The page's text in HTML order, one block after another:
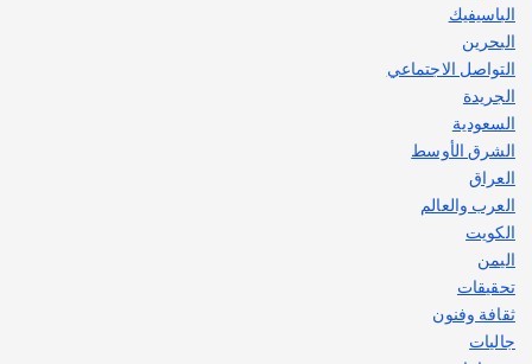
الباسيفيك
البحرين
التواصل الاجتماعي
الجريدة
السعودية
الشرق الأوسط
العراق
العرب والعالم
الكويت
اليمن
تحقيقات
ثقافة وفنون
جاليات